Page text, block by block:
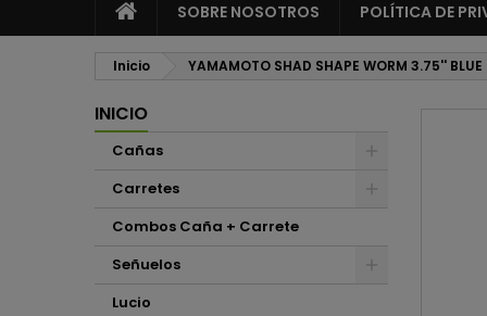
SOBRE NOSOTROS POLÍTICA DE
Inicio YAMAMOTO SHAD SHAPE WORM 3.75'' BLUE
INICIO
Cañas
Carretes
Combos Caña + Carrete
Señuelos
Lucio